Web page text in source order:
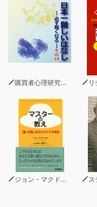
購買者心理研究所 株式会社モデンナ 顧問 青木幹和 リ
ジョン・マクドナルド ス